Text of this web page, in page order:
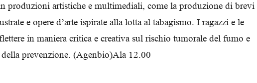
Biologi
produzioni artistiche e multimediali, come la produzione di brevi
e opere d’arte ispirate alla lotta al tabagismo. I ragazzi e le
in maniera critica e creativa sul rischio tumorale del fumo e
prevenzione. (Agenbio)Ala 12.00